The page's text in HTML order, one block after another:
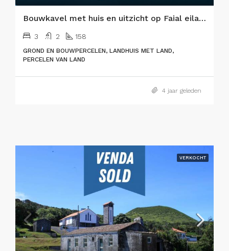
Bouwkavel met huis en uitzicht op Faial eiland
3 2 158
GROND EN BOUWPERCELEN, LANDHUIS MET LAND,
PERCELEN VAN LAND
4 jaar geleden
VERKOCHT